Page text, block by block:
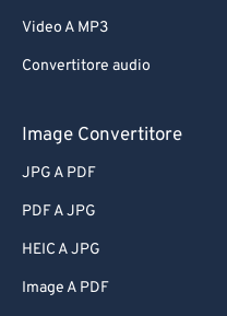
Video A MP3
Convertitore audio
Image Convertitore
JPG A PDF
PDF A JPG
HEIC A JPG
Image A PDF